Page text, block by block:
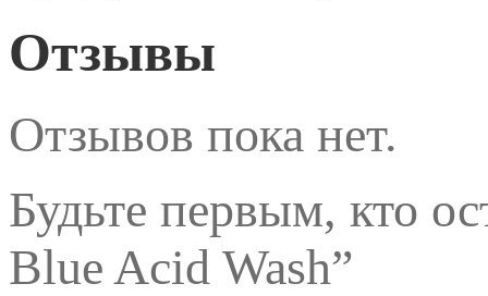
Отзывы
Отзывов пока нет.
Будьте первым, кто
Blue Acid Wash”